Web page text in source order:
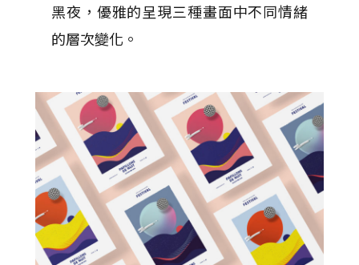
黑夜，優雅的呈現三種畫面中不同情緒
的層次變化。